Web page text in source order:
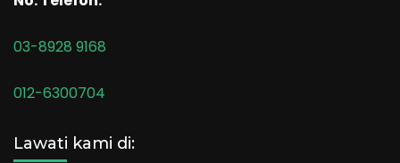
03-8928 9168
012-6300704
Lawati kami di: